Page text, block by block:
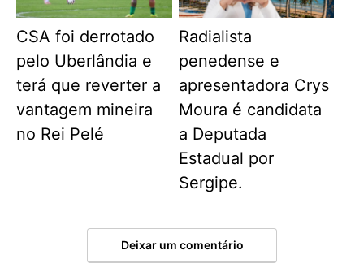
CSA foi derrotado
pelo Uberlândia e
terá que reverter a
vantagem mineira
no Rei Pelé
Radialista
penedense e
apresentadora Crys
Moura é candidata
a Deputada
Estadual por
Sergipe.
Deixar um comentário